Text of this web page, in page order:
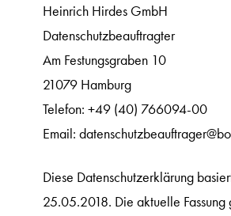
Heinrich Hirdes GmbH
Datenschutzbeauftragter
Am Festungsgraben 10
21079 Hamburg
Telefon: +49 (40) 766094-00
Email:
Diese Datenschutzerklärung
25.05.2018. Die aktuelle